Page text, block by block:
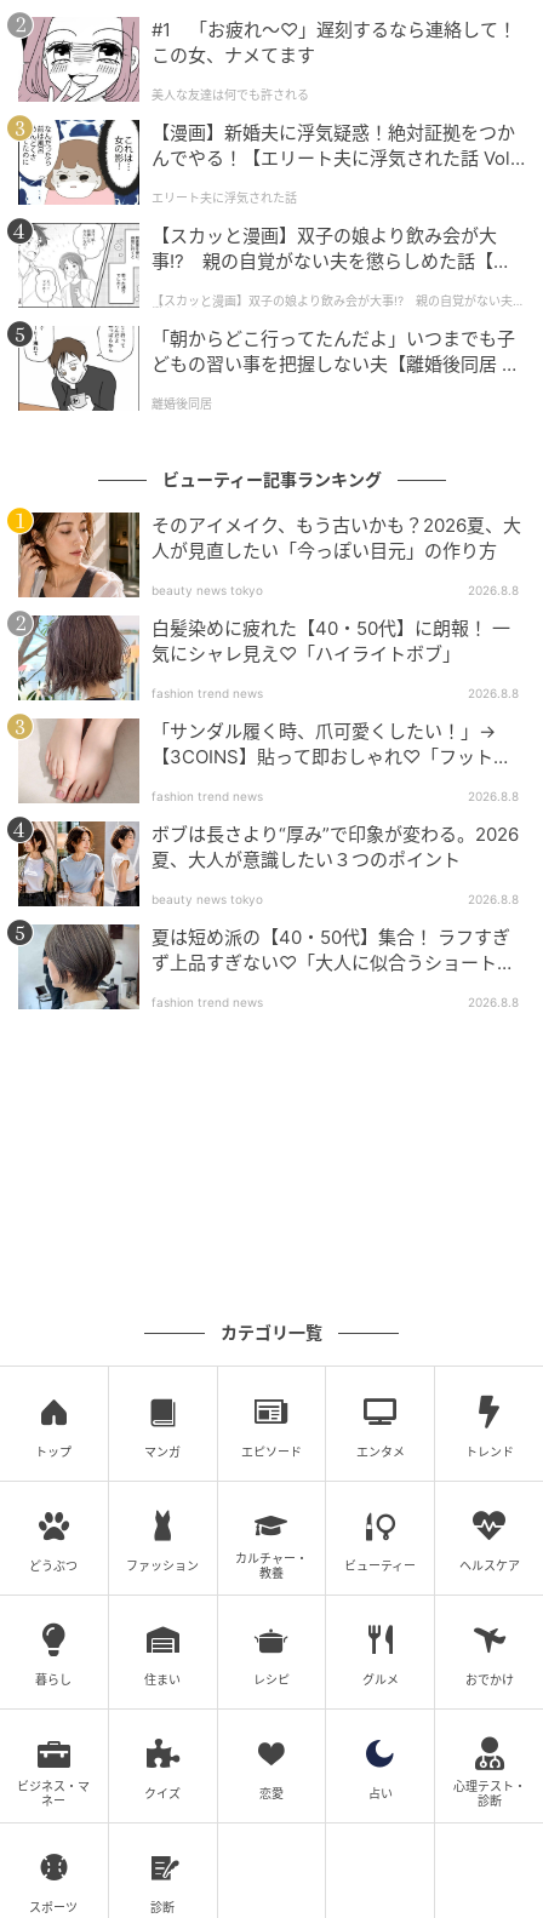
3. ディオール Dior
ディオールショウ フラッシュ スティック 024 ￥6,160／パルファン・クリス
チャン・ディオール
するすると伸びるスティックは、アイメイクのベース
やアイシャドウに。定番6色から、ブルーのパールが潜
むセレスティアル スターを。
4. アールエムケー RMK
Wトリートメントオイル クール 50ml ￥4,400（限定発売）／RMK Division
清涼感あふれる香りも夏にぴったり。
#1 「お疲れ〜♡」遅刻するなら連絡して！
この女、ナメてます
美人な友達は何でも許される
【漫画】新婚夫に浮気疑惑！絶対証拠をつか
んでやる！【エリート夫に浮気された話 Vol.
エリート夫に浮気された話
【スカッと漫画】双子の娘より飲み会が大
事!? 親の自覚がない夫を懲らしめた話【第1
【スカッと漫画】双子の娘より飲み会が大事!? 親の自覚がない夫を
懲らしめた話
「朝からどこ行ってたんだよ」いつまでも子
どもの習い事を把握しない夫【離婚後同居 Vo
離婚後同居
ビューティー記事ランキング
そのアイメイク、もう古いかも？2026夏、大
人が見直したい「今っぽい目元」の作り方
beauty news tokyo 2026.8.8
白髪染めに疲れた【40・50代】に朗報！ 一
気にシャレ見え♡「ハイライトボブ」
fashion trend news 2026.8.8
「サンダル履く時、爪可愛くしたい！」→
【3COINS】貼って即おしゃれ♡「フット用
fashion trend news 2026.8.8
ボブは長さより“厚み”で印象が変わる。2026
夏、大人が意識したい３つのポイント
beauty news tokyo 2026.8.8
夏は短め派の【40・50代】集合！ ラフすぎ
ず上品すぎない♡「大人に似合うショートボ
fashion trend news 2026.8.8
カテゴリ一覧
トップ マンガ エピソード エンタメ トレンド
どうぶつ ファッション
カルチャー・
教養
ビューティー ヘルスケア
暮らし 住まい レシピ グルメ おでかけ
ビジネス・マ
ネー
クイズ 恋愛 占い
心理テスト・
診断
スポーツ 診断